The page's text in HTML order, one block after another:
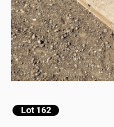
Lot 162